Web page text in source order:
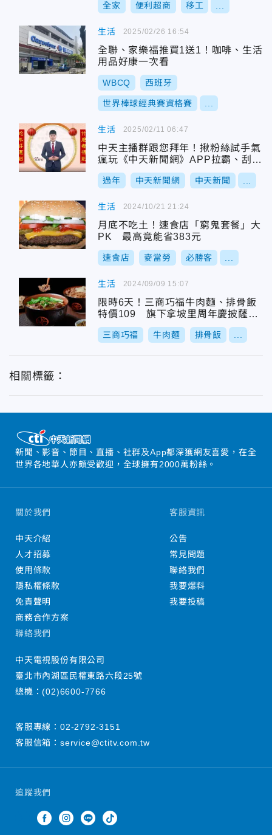
全家 便利超商 移工
生活
全聯、家樂福推買1送1！咖啡、生活
用品好康一次看
WBCQ 西班牙
世界棒球經典賽資格賽
2025/02/26 16:54
生活
中天主播群跟您拜年！揪粉絲試手氣
瘋玩《中天新聞網》APP拉霸、刮刮
樂
過年 中天新聞網 中天新聞
2025/02/11 06:47
生活
月底不吃土！速食店「窮鬼套餐」大
PK 最高竟能省383元
速食店 麥當勞 必勝客
2024/10/21 21:24
生活
限時6天！三商巧福牛肉麵、排骨飯
特價109 旗下拿坡里周年慶披薩、
炸雞199別錯過
三商巧福 牛肉麵 排骨飯
2024/09/09 15:07
相關標籤：
新聞、影音、節目、直播、社群及App都深獲網友喜愛，在全
世界各地華人亦頗受歡迎，全球擁有2000萬粉絲。
追蹤我們
關於我們
中天介紹
人才招募
使用條款
隱私權條款
免責聲明
商務合作方案
客服資訊
公告
常見問題
聯絡我們
我要爆料
我要投稿
聯絡我們
中天電視股份有限公司
臺北市內湖區民權東路六段25號
總機：(02)6600-7766
客服專線： 02-2792-3151
客服信箱： service@ctitv.com.tw